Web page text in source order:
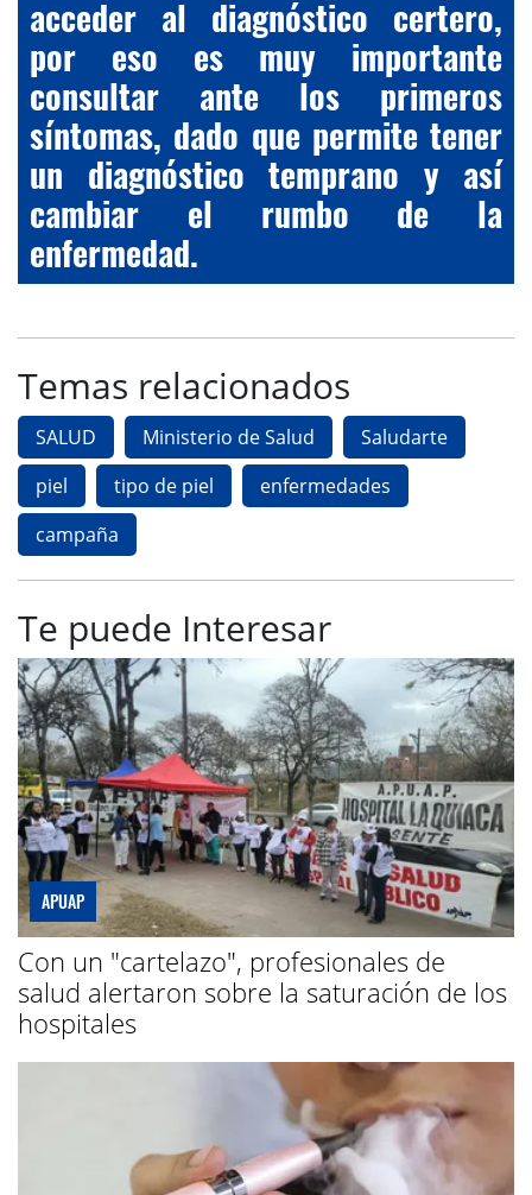
acceder al diagnóstico certero,
por eso es muy importante
consultar ante los primeros
síntomas, dado que permite tener
un diagnóstico temprano y así
cambiar el rumbo de la
enfermedad.
Temas relacionados
SALUD Ministerio de Salud
Saludarte
piel
tipo de piel
enfermedades
campaña
Te puede Interesar
APUAP
Con un "cartelazo", profesionales de
salud alertaron sobre la saturación de los
hospitales